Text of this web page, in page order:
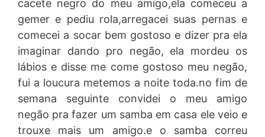
cacete negro do meu amigo,ela comeceu a
gemer e pediu rola,arregacei suas pernas e
comecei a socar bem gostoso e dizer pra ela
imaginar dando pro negão, ela mordeu os
lábios e disse me come gostoso meu negão,
fui a loucura metemos a noite toda.no fim de
semana seguinte convidei o meu amigo
negão pra fazer um samba em casa ele veio e
trouxe mais um amigo.e o samba correu